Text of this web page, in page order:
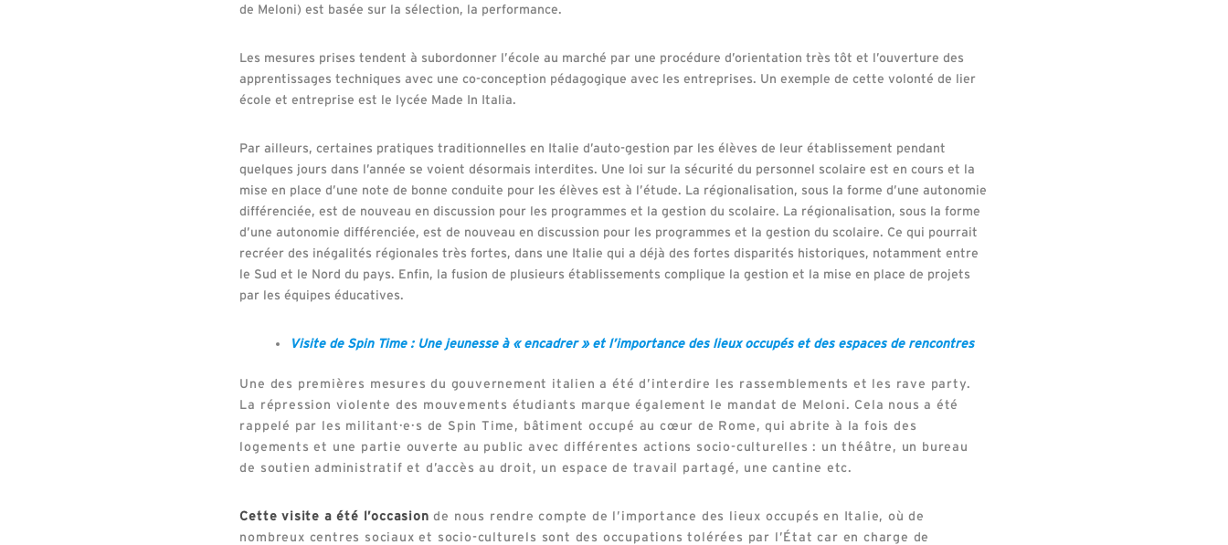
de Meloni) est basée sur la sélection, la performance.
Les mesures prises tendent à subordonner l’école au marché par une procédure d’orientation très tôt et l’ouverture des
apprentissages techniques avec une co-conception pédagogique avec les entreprises. Un exemple de cette volonté de lier
école et entreprise est le lycée Made In Italia.
Par ailleurs, certaines pratiques traditionnelles en Italie d’auto-gestion par les élèves de leur établissement pendant
quelques jours dans l’année se voient désormais interdites. Une loi sur la sécurité du personnel scolaire est en cours et la
mise en place d’une note de bonne conduite pour les élèves est à l’étude. La régionalisation, sous la forme d’une autonomie
différenciée, est de nouveau en discussion pour les programmes et la gestion du scolaire. La régionalisation, sous la forme
d’une autonomie différenciée, est de nouveau en discussion pour les programmes et la gestion du scolaire. Ce qui pourrait
recréer des inégalités régionales très fortes, dans une Italie qui a déjà des fortes disparités historiques, notamment entre
le Sud et le Nord du pays. Enfin, la fusion de plusieurs établissements complique la gestion et la mise en place de projets
par les équipes éducatives.
Visite de Spin Time : Une jeunesse à « encadrer » et l’importance des lieux occupés et des espaces de rencontres
Une des premières mesures du gouvernement italien a été d’interdire les rassemblements et les rave party.
La répression violente des mouvements étudiants marque également le mandat de Meloni. Cela nous a été
rappelé par les militant·e·s de Spin Time, bâtiment occupé au cœur de Rome, qui abrite à la fois des
logements et une partie ouverte au public avec différentes actions socio-culturelles : un théâtre, un bureau
de soutien administratif et d’accès au droit, un espace de travail partagé, une cantine etc.
Cette visite a été l’occasion de nous rendre compte de l’importance des lieux occupés en Italie, où de
nombreux centres sociaux et socio-culturels sont des occupations tolérées par l’État car en charge de